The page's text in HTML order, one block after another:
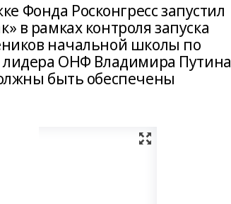
Фонда Росконгресс запустил
в рамках контроля запуска
начальной школы по
лидера ОНФ Владимира Путина
быть обеспечены